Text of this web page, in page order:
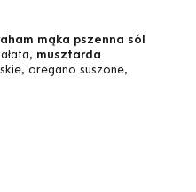
mąka pszenna sól
musztarda
oregano suszone,